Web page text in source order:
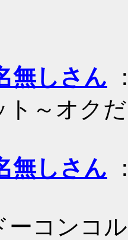
無しさん
ト～オク
無しさん
ーコンコ